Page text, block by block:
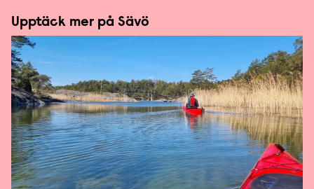
Upptäck mer på Sävö